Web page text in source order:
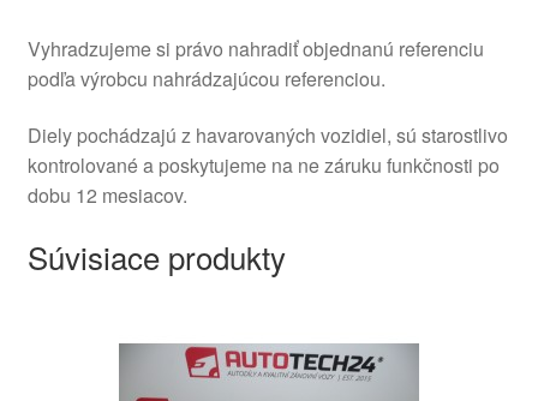
Vyhradzujeme si právo nahradiť objednanú referenciu
podľa výrobcu nahrádzajúcou referenciou.
Diely pochádzajú z havarovaných vozidiel, sú starostlivo
kontrolované a poskytujeme na ne záruku funkčnosti po
dobu 12 mesiacov.
Súvisiace produkty